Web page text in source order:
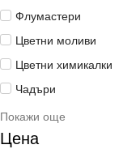
Флумастери
Цветни моливи
Цветни химикалки
Чадъри
Покажи още
Цена